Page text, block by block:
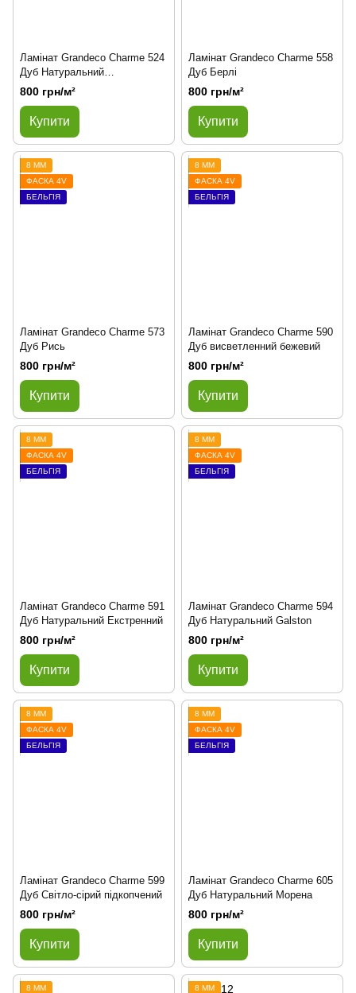
Ламінат Grandeco Charme 524
Дуб Натуральний
Автентичний
800 грн/м²
Купити
Ламінат Grandeco Charme 558
Дуб Берлі
800 грн/м²
Купити
8 ММ
ФАСКА 4V
БЕЛЬГІЯ
Ламінат Grandeco Charme 573
Дуб Рись
800 грн/м²
Купити
8 ММ
ФАСКА 4V
БЕЛЬГІЯ
Ламінат Grandeco Charme 590
Дуб висветленний бежевий
800 грн/м²
Купити
8 ММ
ФАСКА 4V
БЕЛЬГІЯ
Ламінат Grandeco Charme 591
Дуб Натуральний Екстренний
800 грн/м²
Купити
8 ММ
ФАСКА 4V
БЕЛЬГІЯ
Ламінат Grandeco Charme 594
Дуб Натуральний Galston
800 грн/м²
Купити
8 ММ
ФАСКА 4V
БЕЛЬГІЯ
Ламінат Grandeco Charme 599
Дуб Світло-сірий підкопчений
800 грн/м²
Купити
8 ММ
ФАСКА 4V
БЕЛЬГІЯ
Ламінат Grandeco Charme 605
Дуб Натуральний Морена
800 грн/м²
Купити
8 ММ 8 ММ